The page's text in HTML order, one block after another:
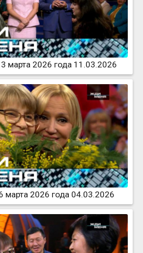
марта 2026 года 11.03.2026
марта 2026 года 04.03.2026